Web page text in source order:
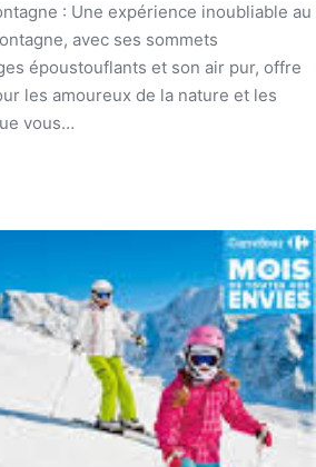
: Une expérience inoubliable au
avec ses sommets
époustouflants et son air pur, offre
les amoureux de la nature et les
vous…